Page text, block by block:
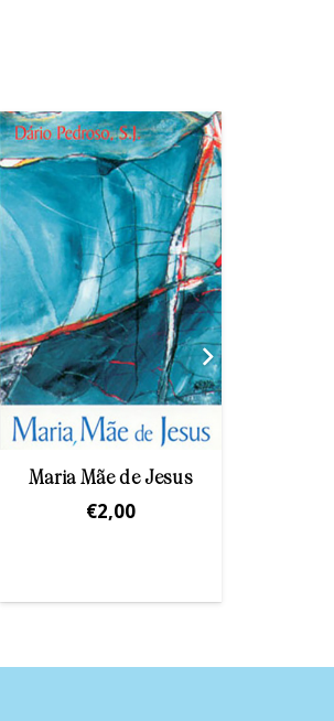
Maria Mãe de Jesus
€2,00